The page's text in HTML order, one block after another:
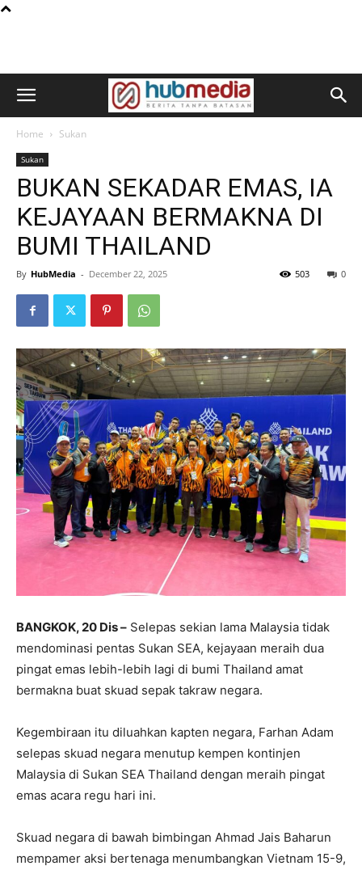
Home Sukan
Sukan
BUKAN SEKADAR EMAS, IA
KEJAYAAN BERMAKNA DI
BUMI THAILAND
By HubMedia - December 22, 2025 0
503
BANGKOK, 20 Dis – Selepas sekian lama Malaysia tidak
mendominasi pentas Sukan SEA, kejayaan meraih dua
pingat emas lebih-lebih lagi di bumi Thailand amat
bermakna buat skuad sepak takraw negara.
Kegembiraan itu diluahkan kapten negara, Farhan Adam
selepas skuad negara menutup kempen kontinjen
Malaysia di Sukan SEA Thailand dengan meraih pingat
emas acara regu hari ini.
Skuad negara di bawah bimbingan Ahmad Jais Baharun
mempamer aksi bertenaga menumbangkan Vietnam 15-9,